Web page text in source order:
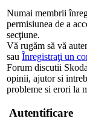
Numai membrii
permisiunea de a
secţiune.
Vă rugăm să vă
sau Înregistraţi un
Forum discutii
opinii, ajutor si
probleme si erori la
Autentificare